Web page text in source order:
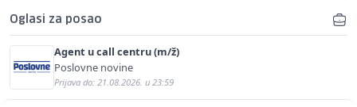
Oglasi za posao
Agent u call centru (m/ž)
Poslovne novine
Prijava do: 21.08.2026. u 23:59